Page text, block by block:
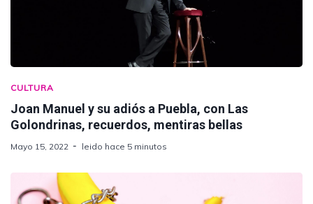
CULTURA
Joan Manuel y su adiós a Puebla, con Las
Golondrinas, recuerdos, mentiras bellas
Mayo 15, 2022 leido hace 5 minutos